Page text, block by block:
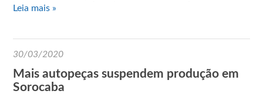
Leia mais »
30/03/2020
Mais autopeças suspendem produção em
Sorocaba